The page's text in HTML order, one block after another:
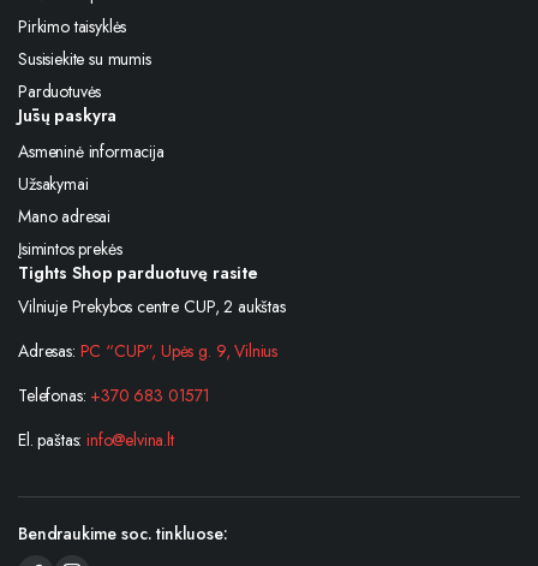
Pirkimo taisyklės
Susisiekite su mumis
Parduotuvės
Jūsų paskyra
Asmeninė informacija
Užsakymai
Mano adresai
Įsimintos prekės
Tights Shop parduotuvę rasite
Vilniuje Prekybos centre CUP, 2 aukštas
Adresas: PC “CUP”, Upės g. 9, Vilnius
Telefonas: +370 683 01571
El. paštas:info@elvina.lt
Bendraukime soc. tinkluose: